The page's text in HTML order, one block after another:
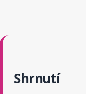
Shrnutí